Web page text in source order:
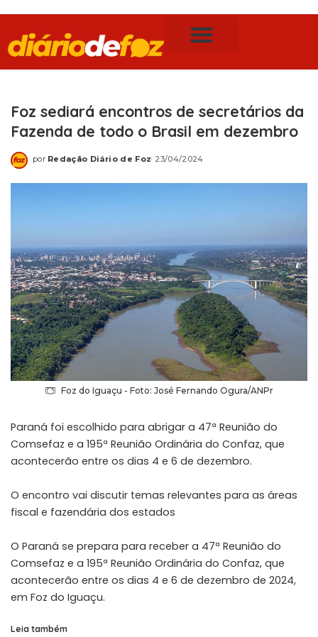
Foz sediará encontros de secretários da
Fazenda de todo o Brasil em dezembro
por Redação Diário de Foz 23/04/2024
Foz do Iguaçu - Foto: José Fernando Ogura/ANPr
Paraná foi escolhido para abrigar a 47ª Reunião do
Comsefaz e a 195ª Reunião Ordinária do Confaz, que
acontecerão entre os dias 4 e 6 de dezembro.
O encontro vai discutir temas relevantes para as áreas
fiscal e fazendária dos estados
O Paraná se prepara para receber a 47ª Reunião do
Comsefaz e a 195ª Reunião Ordinária do Confaz, que
acontecerão entre os dias 4 e 6 de dezembro de 2024,
em Foz do Iguaçu.
Leia também